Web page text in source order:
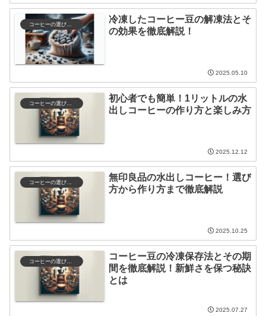
冷凍したコーヒー豆の解凍法とそ
の効果を徹底解説！
2025.05.10
初心者でも簡単！1リットルの水
出しコーヒーの作り方と楽しみ方
2025.12.12
無印良品の水出しコーヒー！選び
方から作り方まで徹底解説
2025.10.25
コーヒーの選び方と保存
コーヒー豆の冷凍保存法とその期
間を徹底解説！新鮮さを保つ秘訣
とは
2025.07.27